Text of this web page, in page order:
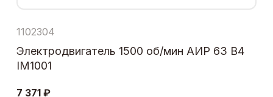
1102304
Электродвигатель 1500 об/мин АИР 63 В4
IM1001
7 371 ₽